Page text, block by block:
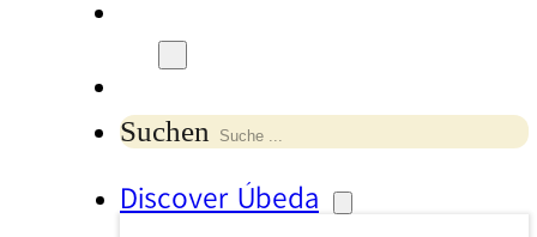
Suchen
Discover Úbeda